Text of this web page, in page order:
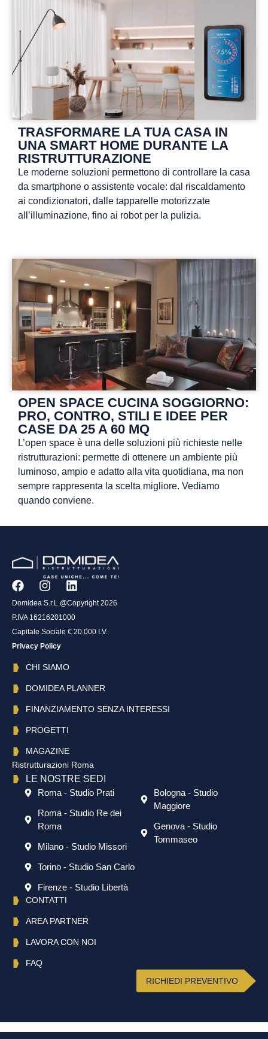
TRASFORMARE LA TUA CASA IN
UNA SMART HOME DURANTE LA
RISTRUTTURAZIONE
Le moderne soluzioni permettono di controllare la casa
da smartphone o assistente vocale: dal riscaldamento
ai condizionatori, dalle tapparelle motorizzate
all’illuminazione, fino ai robot per la pulizia.
OPEN SPACE CUCINA SOGGIORNO:
PRO, CONTRO, STILI E IDEE PER
CASE DA 25 A 60 MQ
L’open space è una delle soluzioni più richieste nelle
ristrutturazioni: permette di ottenere un ambiente più
luminoso, ampio e adatto alla vita quotidiana, ma non
sempre rappresenta la scelta migliore. Vediamo
quando conviene.
Domidea S.r.L.@Copyright 2026
P.IVA 16216201000
Capitale Sociale € 20.000 I.V.
Privacy Policy
CHI SIAMO
DOMIDEA PLANNER
FINANZIAMENTO SENZA INTERESSI
PROGETTI
MAGAZINE
Ristrutturazioni Roma
LE NOSTRE SEDI
Roma - Studio Prati
Roma - Studio Re dei
Roma
Milano - Studio Missori
Torino - Studio San Carlo
Firenze - Studio Libertà
Bologna - Studio
Maggiore
Genova - Studio
Tommaseo
CONTATTI
AREA PARTNER
LAVORA CON NOI
FAQ
RICHIEDI PREVENTIVO